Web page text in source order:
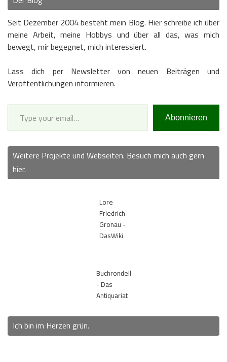
Seit Dezember 2004 besteht mein Blog. Hier schreibe ich über
meine Arbeit, meine Hobbys und über all das, was mich
bewegt, mir begegnet, mich interessiert.
Lass dich per Newsletter von neuen Beiträgen und
Veröffentlichungen informieren.
Type your email…
Abonnieren
Weitere Projekte und Webseiten. Besuch mich auch gern
hier.
Lore
Friedrich-
Gronau -
DasWiki
Buchrondell
- Das
Antiquariat
Ich bin im Herzen grün.